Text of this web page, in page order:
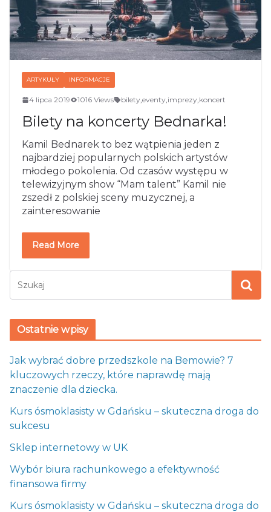
ARTYKUŁY INFORMACJE
4 lipca 2019 1016 Views bilety eventy imprezy koncert
Bilety na koncerty Bednarka!
Kamil Bednarek to bez wątpienia jeden z
najbardziej popularnych polskich artystów
młodego pokolenia. Od czasów występu w
telewizyjnym show “Mam talent” Kamil nie
zszedł z polskiej sceny muzycznej, a
zainteresowanie
Read More
Ostatnie wpisy
Jak wybrać dobre przedszkole na Bemowie? 7
kluczowych rzeczy, które naprawdę mają
znaczenie dla dziecka.
Kurs ósmoklasisty w Gdańsku – skuteczna droga do
sukcesu
Sklep internetowy w UK
Wybór biura rachunkowego a efektywność
finansowa firmy
Kurs ósmoklasisty w Gdańsku – skuteczna droga do